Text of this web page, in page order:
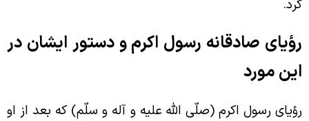
صادقانه رسول اکرم و دستور ایشان در
مورد
رسول اکرم (صلّی الله علیه و آله و سلّم) که بعد از او